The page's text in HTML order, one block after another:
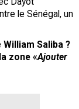
le Sénégal, un
Saliba ?
zone «Ajouter